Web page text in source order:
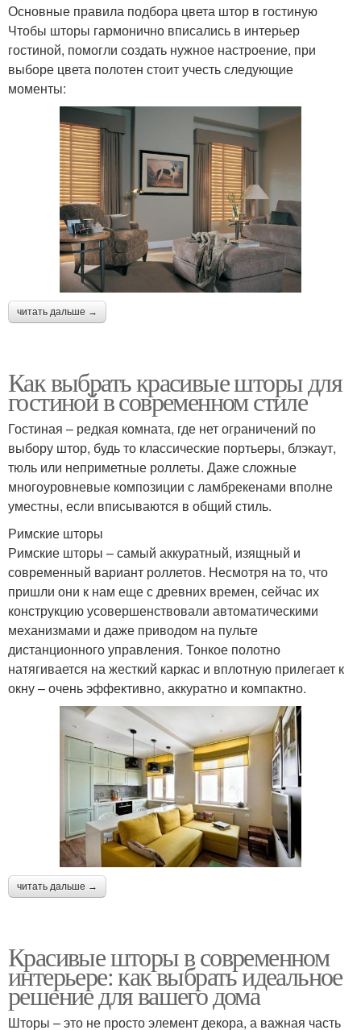
Основные правила подбора цвета штор в гостиную
Чтобы шторы гармонично вписались в интерьер
гостиной, помогли создать нужное настроение, при
выборе цвета полотен стоит учесть следующие
моменты:
читать дальше →
Как выбрать красивые шторы для
гостиной в современном стиле
Гостиная – редкая комната, где нет ограничений по
выбору штор, будь то классические портьеры, блэкаут,
тюль или неприметные роллеты. Даже сложные
многоуровневые композиции с ламбрекенами вполне
уместны, если вписываются в общий стиль.
Римские шторы
Римские шторы – самый аккуратный, изящный и
современный вариант роллетов. Несмотря на то, что
пришли они к нам еще с древних времен, сейчас их
конструкцию усовершенствовали автоматическими
механизмами и даже приводом на пульте
дистанционного управления. Тонкое полотно
натягивается на жесткий каркас и вплотную прилегает к
окну – очень эффективно, аккуратно и компактно.
читать дальше →
Красивые шторы в современном
интерьере: как выбрать идеальное
решение для вашего дома
Шторы – это не просто элемент декора, а важная часть